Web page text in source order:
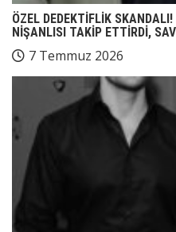
ÖZEL DEDEKTİFLİK
NİŞANLISI TAKİP ETTİRDİ,
7 Temmuz 2026